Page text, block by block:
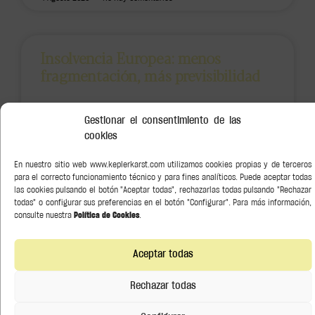
Gestionar el consentimiento de las
cookies
En nuestro sitio web www.keplerkarst.com utilizamos cookies propias y de terceros
para el correcto funcionamiento técnico y para fines analíticos. Puede aceptar todas
las cookies pulsando el botón "Aceptar todas", rechazarlas todas pulsando "Rechazar
todas" o configurar sus preferencias en el botón "Configurar". Para más información,
consulte nuestra Política de Cookies.
Aceptar todas
Rechazar todas
Insolvencia Europea: menos
fragmentación, más previsibilidad
nuevo paso en la evolución del marco europeo de
insolvencia y obligará a los Estados miembros a revisar
LEER MÁS »
21 Julio 2026 No Hay Comentarios
Derechos y deberes de un
comprador o coleccionista de arte